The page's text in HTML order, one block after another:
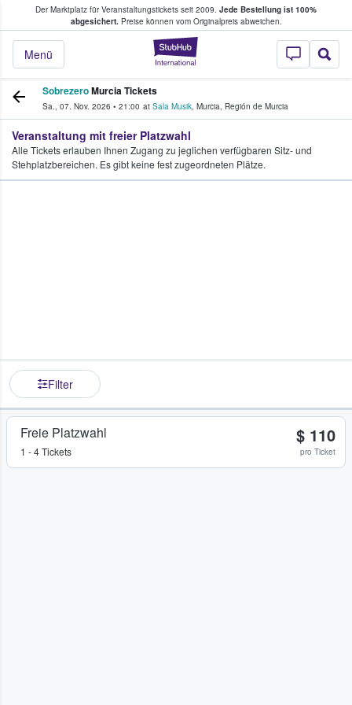
Der Marktplatz für Veranstaltungstickets seit 2009. Jede Bestellung ist 100%
abgesichert.Preise können vom Originalpreis abweichen.
StubHub - Wo
Menü
Tickets kaufen & verkaufen
SobrezeroMurcia Tickets
Sa., 07. Nov. 2026 • 21:00 at Sala Musik, Murcia, Región de Murcia
Veranstaltung mit freier Platzwahl
Alle Tickets erlauben Ihnen Zugang zu jeglichen verfügbaren Sitz- und
Stehplatzbereichen. Es gibt keine fest zugeordneten Plätze.
Filter
Freie Platzwahl
1 - 4 Tickets
$ 110
pro Ticket